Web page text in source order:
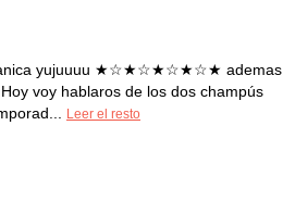
yujuuuu ★☆★☆★☆★☆★ ademas
voy hablaros de los dos champús
Leer el resto